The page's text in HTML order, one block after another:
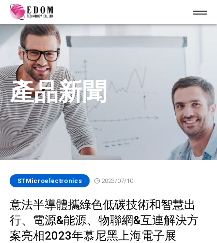
產品新聞
STMicroelectronics 2023/07/10
意法半導體攜綠色低碳技術和智慧出
行、電源&能源、物聯網&互連解決方
案亮相2023年慕尼黑上海電子展